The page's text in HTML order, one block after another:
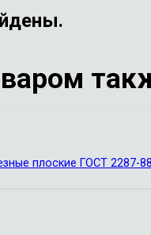
плоские ГОСТ